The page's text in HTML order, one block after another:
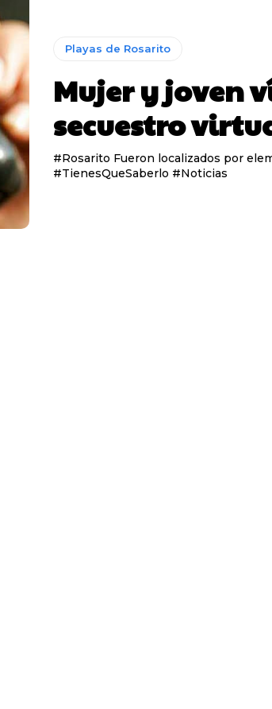
Playas de Rosarito
Mujer y joven
secuestro
#Rosarito Fueron localizados por
#TienesQueSaberlo #Noticias